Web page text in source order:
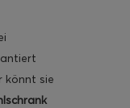
könnt sie